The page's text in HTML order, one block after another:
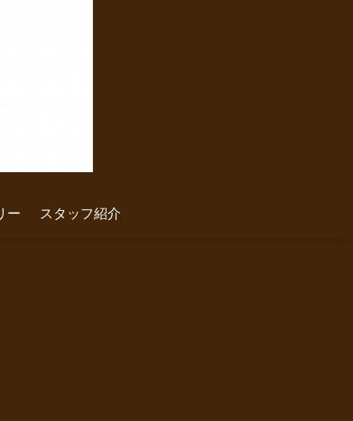
ー スタッフ紹介